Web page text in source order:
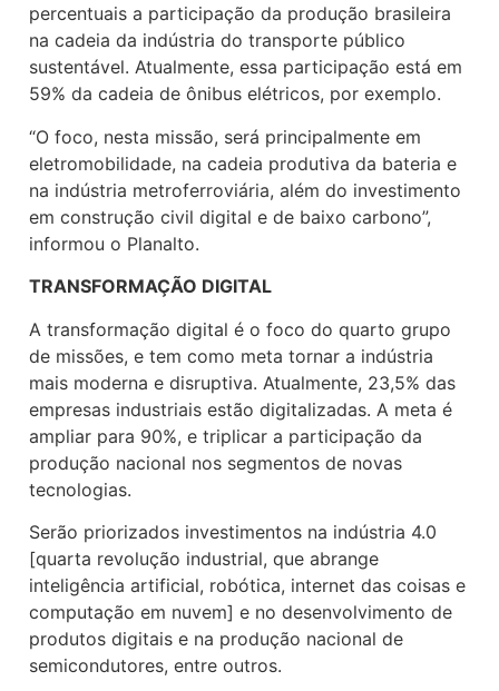
percentuais a participação da produção brasileira
na cadeia da indústria do transporte público
sustentável. Atualmente, essa participação está em
59% da cadeia de ônibus elétricos, por exemplo.
“O foco, nesta missão, será principalmente em
eletromobilidade, na cadeia produtiva da bateria e
na indústria metroferroviária, além do investimento
em construção civil digital e de baixo carbono”,
informou o Planalto.
TRANSFORMAÇÃO DIGITAL
A transformação digital é o foco do quarto grupo
de missões, e tem como meta tornar a indústria
mais moderna e disruptiva. Atualmente, 23,5% das
empresas industriais estão digitalizadas. A meta é
ampliar para 90%, e triplicar a participação da
produção nacional nos segmentos de novas
tecnologias.
Serão priorizados investimentos na indústria 4.0
[quarta revolução industrial, que abrange
inteligência artificial, robótica, internet das coisas e
computação em nuvem] e no desenvolvimento de
produtos digitais e na produção nacional de
semicondutores, entre outros.